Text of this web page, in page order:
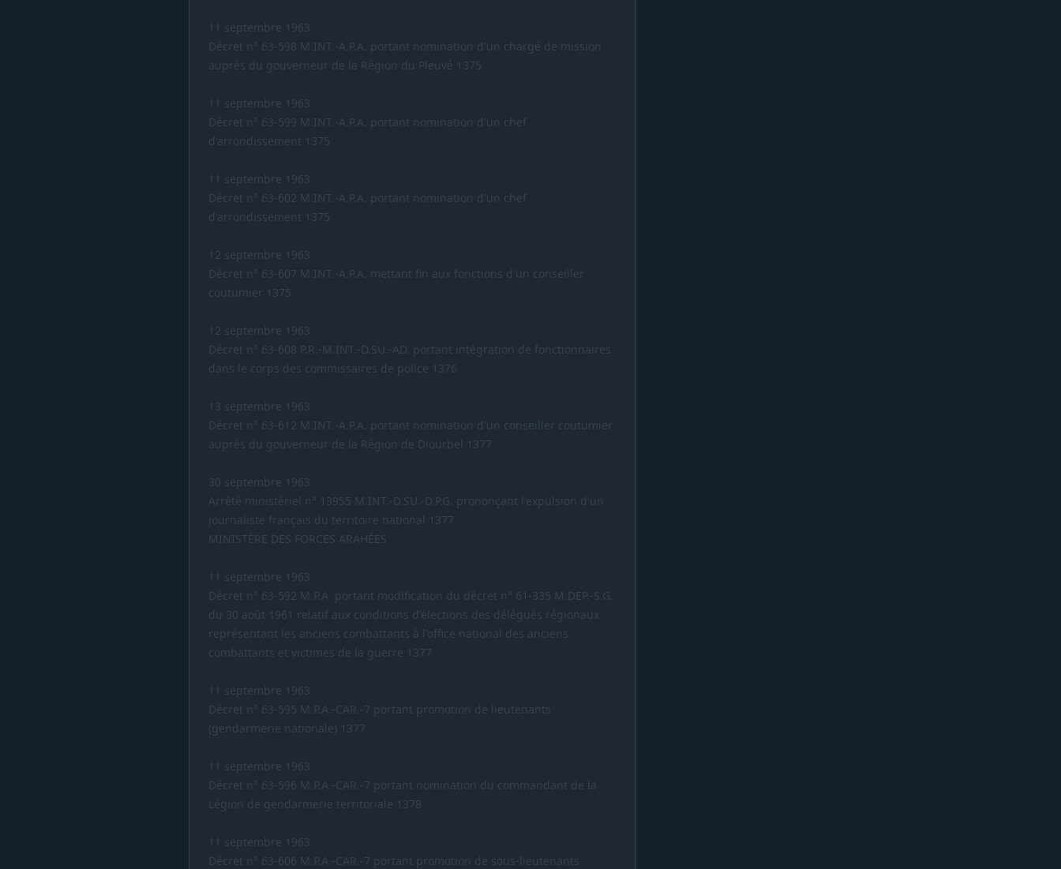
11 septembre 1963
Décret n° 63-598 M.INT.-A.P.A. portant nomination d'un chargé de mission
auprès du gouverneur de la Région du Pleuvé 1375
11 septembre 1963
Décret n° 63-599 M.INT.-A.P.A. portant nomination d'un chef
d'arrondissement 1375
11 septembre 1963
Décret n° 63-602 M.INT.-A.P.A. portant nomination d'un chef
d'arrondissement 1375
12 septembre 1963
Décret n° 63-607 M.INT.-A.P.A. mettant fin aux fonctions d'un conseiller
coutumier 1375
12 septembre 1963
Décret n° 63-608 P.R.-M.INT.-D.SU.-AD. portant intégration de fonctionnaires
dans le corps des commissaires de police 1376
13 septembre 1963
Décret n° 63-612 M.INT.-A.P.A. portant nomination d'un conseiller coutumier
auprès du gouverneur de la Région de Diourbel 1377
30 septembre 1963
Arrêté ministériel n° 13955 M.INT.-D.SU.-D.P.G. prononçant l'expulsion d'un
journaliste français du territoire national 1377
MINISTÈRE DES FORCES ARAHÉES
11 septembre 1963
Décret n° 63-592 M.P.A. portant modification du décret n° 61-335 M.DEP.-S.G.
du 30 août 1961 relatif aux conditions d'élections des délégués régionaux
représentant les anciens combattants à l'office national des anciens
combattants et victimes de la guerre 1377
11 septembre 1963
Décret n° 63-595 M.P.A.-CAR.-7 portant promotion de lieutenants
(gendarmerie nationale) 1377
11 septembre 1963
Décret n° 63-596 M.P.A.-CAR.-7 portant nomination du commandant de la
Légion de gendarmerie territoriale 1378
11 septembre 1963
Décret n° 63-606 M.P.A.-CAR.-7 portant promotion de sous-lieutenants